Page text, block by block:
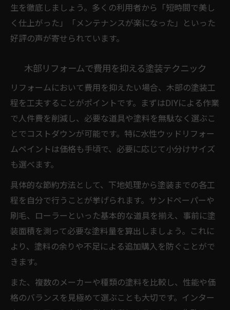
生を徹底しましょう。多くの利用者から「短時間で美し
く仕上がった」「メンテナンスが楽になった」といった
好評の声が寄せられています。
木部リフォームで費用を抑える塗装テクニック
リフォームにおいて費用を抑えたい場合、木部の塗装工
程を工夫することがポイントです。まずはDIYによる作業
で人件費を削減し、必要な道具や塗料を無駄なく選ぶこ
とでコストダウンが可能です。特に水性ウッドリフォー
ムペイントは価格も手頃で、必要に応じて小分けサイズ
も選べます。
具体的な節約方法として、下地処理から塗装までの各工
程を自分で行うことが挙げられます。サンドペーパーや
刷毛、ローラーといった基本的な道具を揃え、事前に塗
装面積を測って必要な塗料量を算出しましょう。これに
より、塗料の余りや不足による追加購入を防ぐことがで
きます。
また、複数のメーカーや種類の塗料を比較し、性能や価
格のバランスを見極めて選ぶことも大切です。インター